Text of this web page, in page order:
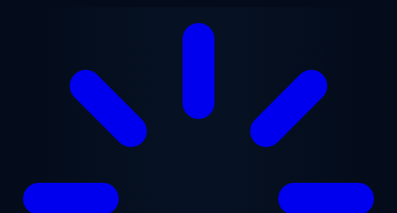
Saltar para o conteúdo principal